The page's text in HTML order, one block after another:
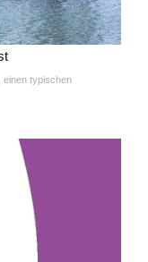
einen typischen